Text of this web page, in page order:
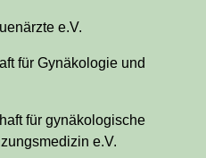
e.V.
für Gynäkologie und
für gynäkologische
e.V.